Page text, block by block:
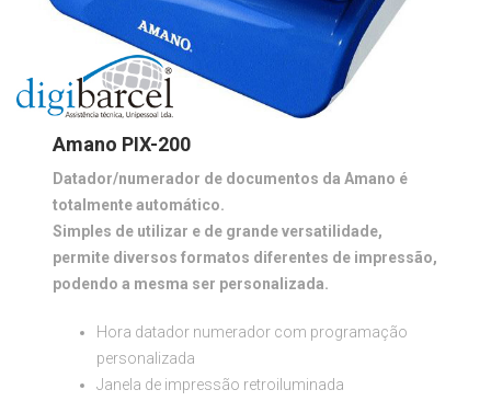
Amano PIX-200
Datador/numerador de documentos da Amano é
totalmente automático.
Simples de utilizar e de grande versatilidade,
permite diversos formatos diferentes de impressão,
podendo a mesma ser personalizada.
Hora datador numerador com programação
personalizada
Janela de impressão retroiluminada